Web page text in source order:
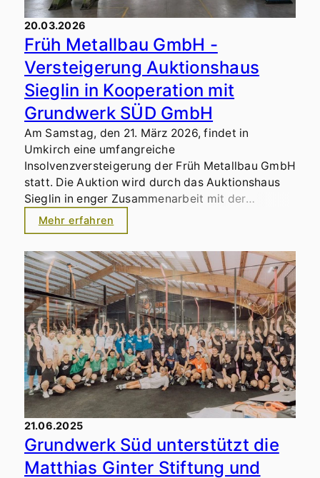
20.03.2026
Früh Metallbau GmbH -
Versteigerung Auktionshaus
Sieglin in Kooperation mit
Grundwerk SÜD GmbH
Am Samstag, den 21. März 2026, findet in
Umkirch eine umfangreiche
Insolvenzversteigerung der Früh Metallbau GmbH
statt. Die Auktion wird durch das Auktionshaus
Sieglin in enger Zusammenarbeit mit der
Grundwerk SÜD GmbH durchgeführt.
Mehr erfahren
21.06.2025
Grundwerk Süd unterstützt die
Matthias Ginter Stiftung und